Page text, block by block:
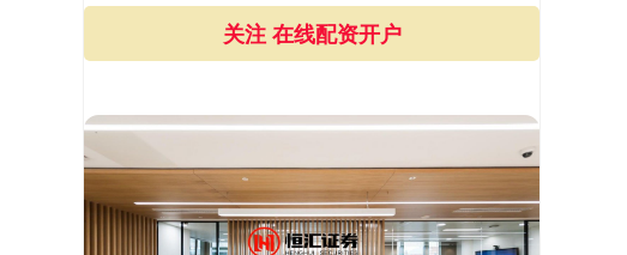
关注 在线配资开户